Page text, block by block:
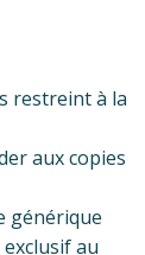
restreint à la
aux copies
générique
au